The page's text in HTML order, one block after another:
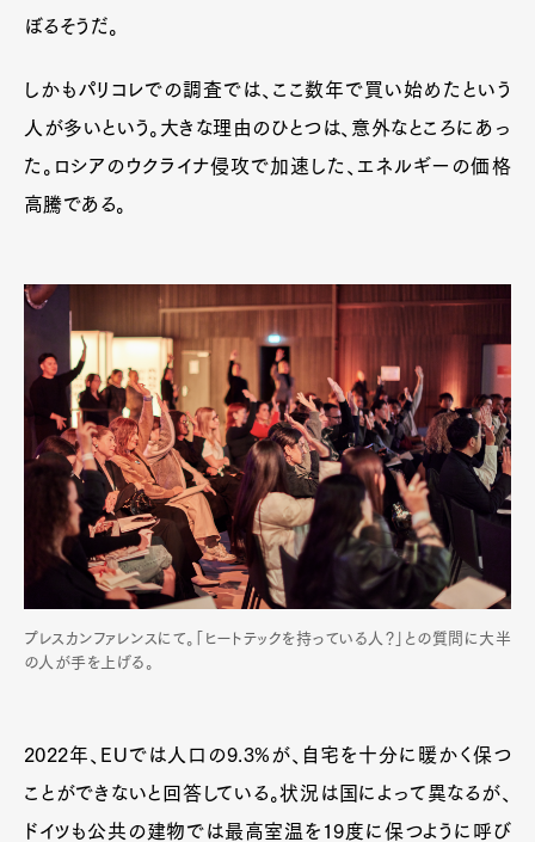
ぼるそうだ。
しかもパリコレでの調査では、ここ数年で買い始めたという
人が多いという。大きな理由のひとつは、意外なところにあっ
た。ロシアのウクライナ侵攻で加速した、エネルギーの価格
高騰である。
プレスカンファレンスにて。「ヒートテックを持っている人？」との質問に大半
の人が手を上げる。
2022年、EUでは人口の9.3%が、自宅を十分に暖かく保つ
ことができないと回答している。状況は国によって異なるが、
ドイツも公共の建物では最高室温を19度に保つように呼び